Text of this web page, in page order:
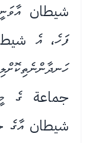
شيطان
ފަހެ، އެ
جماعة ގެ
شيطان އާގެ